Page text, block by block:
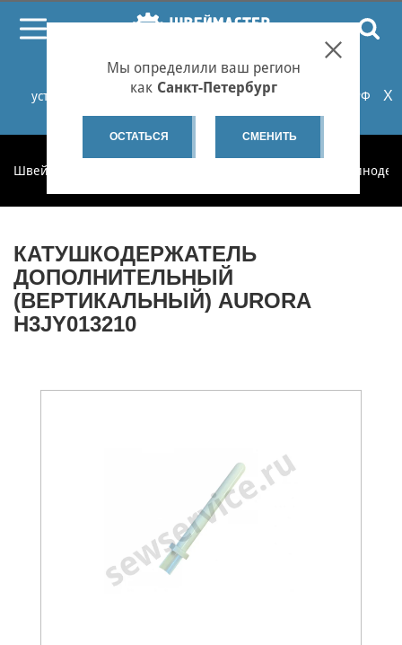
При проблемах с онлайн-оплатой заказов на сайте
установите российские сертификаты НУЦ Минцифры РФ
или используйте Яндекс.Браузер.Подробнее...
X
Мы определили ваш регион
как Санкт-Петербург
ОСТАТЬСЯ СМЕНИТЬ
Швеймастер
КАТУШКОДЕРЖАТЕЛЬ
ДОПОЛНИТЕЛЬНЫЙ
(ВЕРТИКАЛЬНЫЙ) AURORA
H3JY013210